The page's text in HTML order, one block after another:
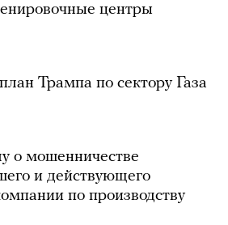
центры
Трампа по сектору Газа
о мошенничестве
и действующего
по производству